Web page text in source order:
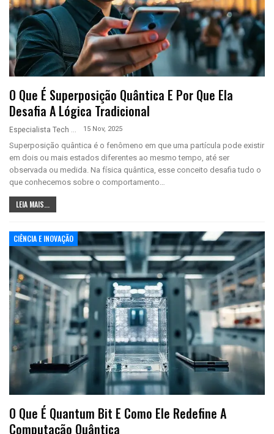
O Que É Superposição Quântica E Por Que Ela
Desafia A Lógica Tradicional
15 Nov, 2025
Superposição quântica é o fenômeno em que uma partícula pode existir
em dois ou mais estados diferentes ao mesmo tempo, até ser
observada ou medida. Na física quântica, esse conceito desafia tudo o
que conhecemos sobre o comportamento…
LEIA MAIS...
CIÊNCIA E INOVAÇÃO
O Que É Quantum Bit E Como Ele Redefine A
Computação Quântica